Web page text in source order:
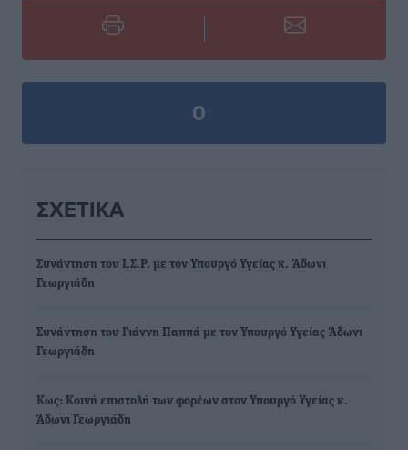
0
ΣΧΕΤΙΚΆ
Συνάντηση του Ι.Σ.Ρ. με τον Υπουργό Υγείας κ. Άδωνι
Γεωργιάδη
Συνάντηση του Γιάννη Παππά με τον Υπουργό Υγείας Άδωνι
Γεωργιάδη
Κως: Κοινή επιστολή των φορέων στον Υπουργό Υγείας κ.
Άδωνι Γεωργιάδη